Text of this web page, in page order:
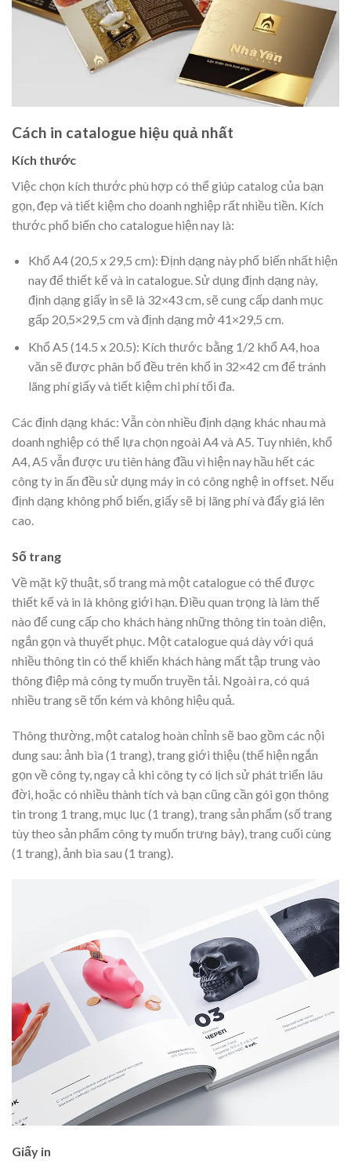
Cách in catalogue hiệu quả nhất
Kích thước
Việc chọn kích thước phù hợp có thể giúp catalog của bạn
gọn, đẹp và tiết kiệm cho doanh nghiệp rất nhiều tiền. Kích
thước phổ biến cho catalogue hiện nay là:
Khổ A4 (20,5 x 29,5 cm): Định dạng này phổ biến nhất hiện
nay để thiết kế và in catalogue. Sử dụng định dạng này,
định dạng giấy in sẽ là 32×43 cm, sẽ cung cấp danh mục
gấp 20,5×29,5 cm và định dạng mở 41×29,5 cm.
Khổ A5 (14.5 x 20.5): Kích thước bằng 1/2 khổ A4, hoa
văn sẽ được phân bố đều trên khổ in 32×42 cm để tránh
lãng phí giấy và tiết kiệm chi phí tối đa.
Các định dạng khác: Vẫn còn nhiều định dạng khác nhau mà
doanh nghiệp có thể lựa chọn ngoài A4 và A5. Tuy nhiên, khổ
A4, A5 vẫn được ưu tiên hàng đầu vì hiện nay hầu hết các
công ty in ấn đều sử dụng máy in có công nghệ in offset. Nếu
định dạng không phổ biến, giấy sẽ bị lãng phí và đẩy giá lên
cao.
Số trang
Về mặt kỹ thuật, số trang mà một catalogue có thể được
thiết kế và in là không giới hạn. Điều quan trọng là làm thế
nào để cung cấp cho khách hàng những thông tin toàn diện,
ngắn gọn và thuyết phục. Một catalogue quá dày với quá
nhiều thông tin có thể khiến khách hàng mất tập trung vào
thông điệp mà công ty muốn truyền tải. Ngoài ra, có quá
nhiều trang sẽ tốn kém và không hiệu quả.
Thông thường, một catalog hoàn chỉnh sẽ bao gồm các nội
dung sau: ảnh bìa (1 trang), trang giới thiệu (thể hiện ngắn
gọn về công ty, ngay cả khi công ty có lịch sử phát triển lâu
đời, hoặc có nhiều thành tích và bạn cũng cần gói gọn thông
tin trong 1 trang, mục lục (1 trang), trang sản phẩm (số trang
tùy theo sản phẩm công ty muốn trưng bày), trang cuối cùng
(1 trang), ảnh bìa sau (1 trang).
Giấy in